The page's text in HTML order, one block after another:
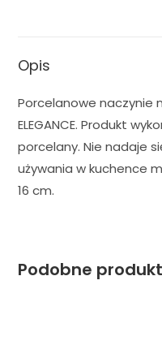
Opis
Porcelanowe naczynie
ELEGANCE. Produkt
porcelany. Nie nadaje
używania w kuchence
16 cm.
Podobne